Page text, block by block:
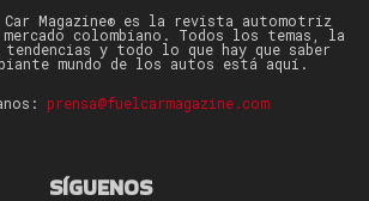
Car Magazine® es la revista automotriz
colombiano. Todos los temas, la
y todo lo que hay que saber
mundo de los autos está aquí.
prensa@fuelcarmagazine.com
SÍGUENOS